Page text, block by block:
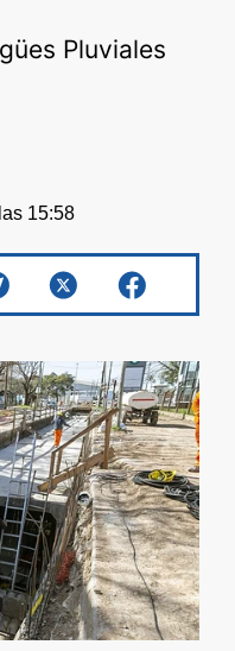
Pluviales
15:58